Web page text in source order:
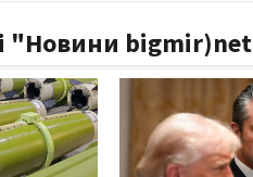
"Новини bigmir)net